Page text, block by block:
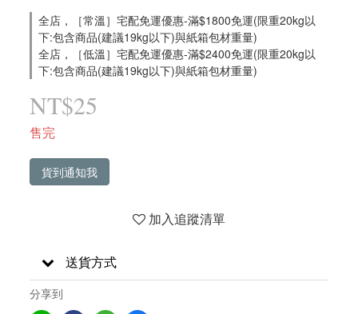
全店，［常溫］宅配免運優惠-滿$1800免運(限重20kg以
下:包含商品(建議19kg以下)與紙箱包材重量)
全店，［低溫］宅配免運優惠-滿$2400免運(限重20kg以
下:包含商品(建議19kg以下)與紙箱包材重量)
NT$25
售完
貨到通知我
加入追蹤清單
送貨方式
分享到